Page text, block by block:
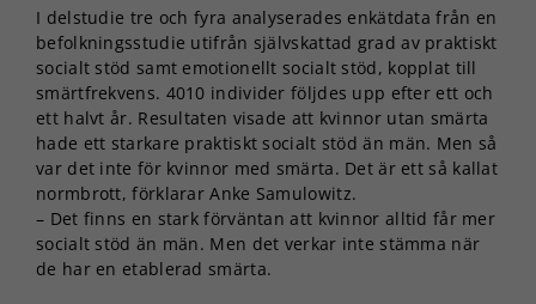
I delstudie tre och fyra analyserades enkätdata från en
befolkningsstudie utifrån självskattad grad av praktiskt
socialt stöd samt emotionellt socialt stöd, kopplat till
smärtfrekvens. 4010 individer följdes upp efter ett och
ett halvt år. Resultaten visade att kvinnor utan smärta
hade ett starkare praktiskt socialt stöd än män. Men så
var det inte för kvinnor med smärta. Det är ett så kallat
normbrott, förklarar Anke Samulowitz.
– Det finns en stark förväntan att kvinnor alltid får mer
socialt stöd än män. Men det verkar inte stämma när
de har en etablerad smärta.